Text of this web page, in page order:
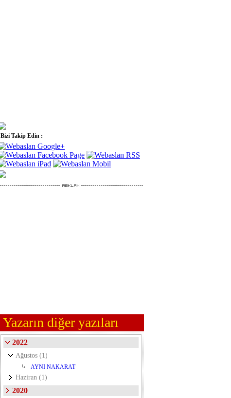
Bizi Takip Edin :
Yazarın diğer yazıları
2022
Ağustos (1)
AYNI NAKARAT
Haziran (1)
2020